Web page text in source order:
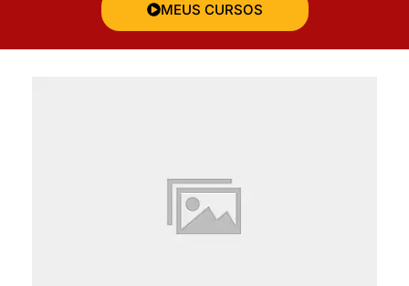
MEUS CURSOS